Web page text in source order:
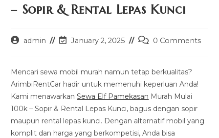
– Sopir & Rental Lepas Kunci
Postadmin
PostJanuary 2, 2025
Post0 Comments
Mencari sewa mobil murah namun tetap berkualitas?
ArimbiRentCar hadir untuk memenuhi keperluan Anda!
Kami menawarkanSewa Elf Pamekasan Murah Mulai
100k – Sopir & Rental Lepas Kunci, bagus dengan sopir
maupun rental lepas kunci. Dengan alternatif mobil yang
komplit dan harga yang berkompetisi, Anda bisa